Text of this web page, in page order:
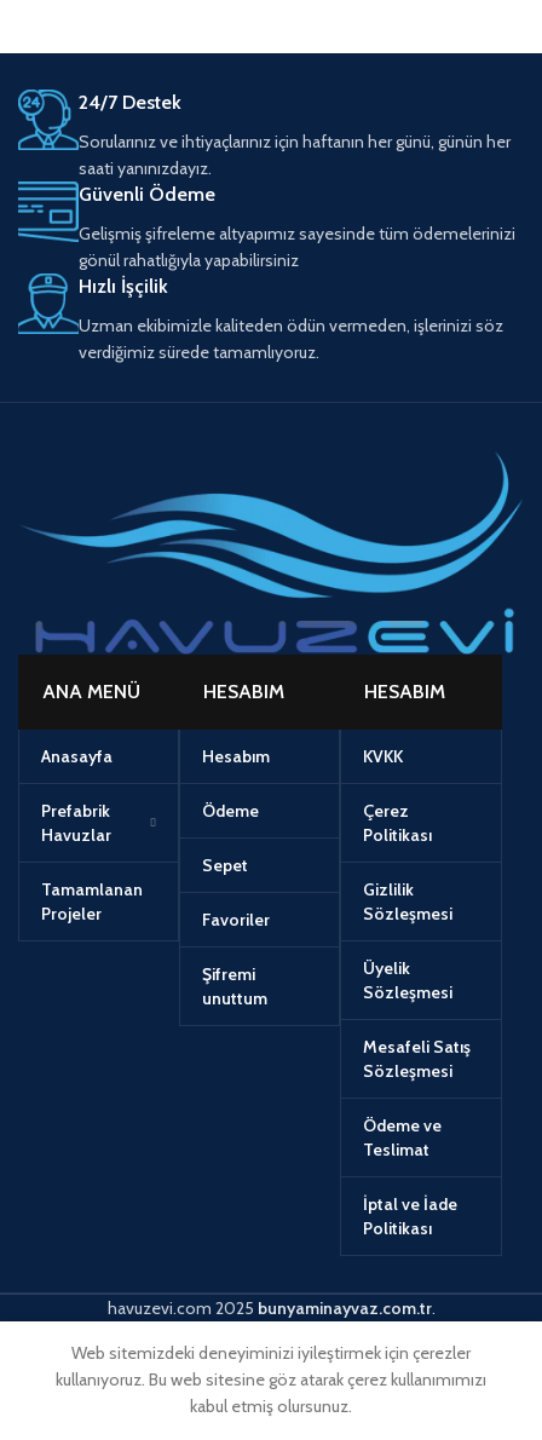
24/7 Destek
Sorularınız ve ihtiyaçlarınız için haftanın her günü, günün her
saati yanınızdayız.
Güvenli Ödeme
Gelişmiş şifreleme altyapımız sayesinde tüm ödemelerinizi
gönül rahatlığıyla yapabilirsiniz
Hızlı İşçilik
Uzman ekibimizle kaliteden ödün vermeden, işlerinizi söz
verdiğimiz sürede tamamlıyoruz.
ANA MENÜ
Anasayfa
Prefabrik
Havuzlar
Tamamlanan
Projeler
HESABIM
Hesabım
Ödeme
Sepet
Favoriler
Şifremi
unuttum
HESABIM
KVKK
Çerez
Politikası
Gizlilik
Sözleşmesi
Üyelik
Sözleşmesi
Mesafeli Satış
Sözleşmesi
Ödeme ve
Teslimat
İptal ve İade
Politikası
havuzevi.com 2025 bunyaminayvaz.com.tr.
Web sitemizdeki deneyiminizi iyileştirmek için çerezler
kullanıyoruz. Bu web sitesine göz atarak çerez kullanımımızı
kabul etmiş olursunuz.